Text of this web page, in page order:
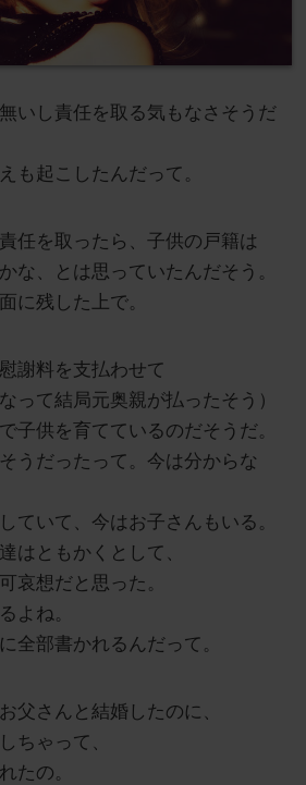
いし責任を取る気もなさそうだ
も起こしたんだって。
任を取ったら、子供の戸籍は
な、とは思っていたんだそう。
に残した上で。
謝料を支払わせて
って結局元奥親が払ったそう）
子供を育てているのだそうだ。
うだったって。今は分からな
ていて、今はお子さんもいる。
はともかくとして、
哀想だと思った。
よね。
全部書かれるんだって。
父さんと結婚したのに、
ちゃって、
たの。